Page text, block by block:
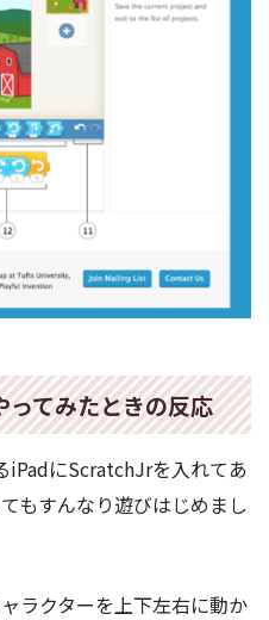
てみたときの反応
iPadにScratchJrを入れてあ
もすんなり遊びはじめまし
ラクターを上下左右に動か